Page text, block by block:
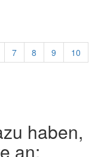
7 8 9
10
haben,
an: